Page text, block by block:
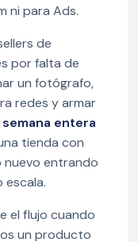
ni para Ads.
de
por falta de
un fotógrafo,
redes y armar
entera
tienda con
entrando
escala.
el flujo cuando
un producto